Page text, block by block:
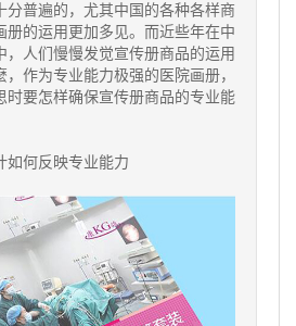
分普遍的，尤其中国的各种各样商
册的运用更加多见。而近些年在中
，人们慢慢发觉宣传册商品的运用
作为专业能力极强的医院画册，
时要怎样确保宣传册商品的专业能
何反映专业能力